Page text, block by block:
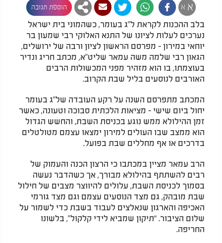
א א הוספת תגובה
בלב ההכנות לקראת ל"ג בעומר, כשהמוני בית ישראל
נערכים לעלות לציונו של התנא האלוקי רבי שמעון בר
יוחאי במירון - מפרסם הראשון לציון ורבה של ירושלים,
הגאון רבי שלמה משה עמאר שליט"א, מכתב חריג ונדיר
בעוצמתו, בו הוא מזהיר מפני המכשולות הרבים
האורבים לנוסעים בליל שבת הקרוב.
המכתב מתפרסם השנה על רקע העובדה של"ג בעומר
יחול ביום שישי - מציאות הלכתית סבוכה וטעונה, כאשר
זמן ההילולא ממש נוגע בכניסת השבת, והחשש הגדול
הוא ממצב שבו העולים למירון ימצאו עצמם מטולטלים
בדרכים או אף מחללים שבת בפועל.
הרב עמאר מציין במכתבו כי הרצון הכנה והעמוק של
רבים להשתתף בהילולא מבורך, אך כשהדבר נעשה
בסמוך לכניסת השבת, עלולים להיווצר מצבים של חילול
שבת מובהק, גם מצד הנוסעים עצמם וגם מצד גורמי
האכיפה והארגון שנאלצים לעבוד בשבת כדי לשמור על
שלום הציבור. “תיקון שמביא לידי קלקול”, בלשונו
החריפה.